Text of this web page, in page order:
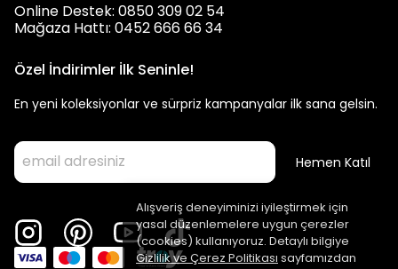
Alışveriş deneyiminizi iyileştirmek için
yasal düzenlemelere uygun çerezler
(cookies) kullanıyoruz. Detaylı bilgiye
Gizlilik ve Çerez Politikası sayfamızdan
Online Destek: 0850 309 02 54
Mağaza Hattı: 0452 666 66 34
Özel İndirimler İlk Seninle!
En yeni koleksiyonlar ve sürpriz kampanyalar ilk sana gelsin.
Hemen Katıl